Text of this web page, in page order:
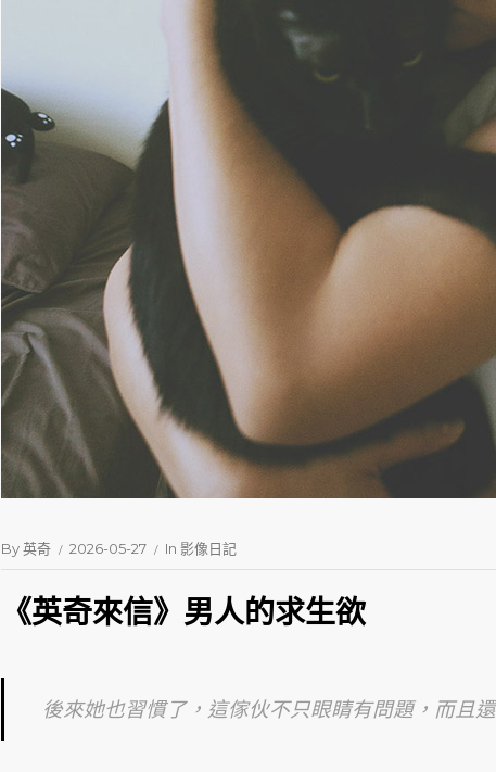
By英奇 2026-05-27 In 影像日記
《英奇來信》男人的求生欲
後來她也習慣了，這傢伙不只眼睛有問題，而且